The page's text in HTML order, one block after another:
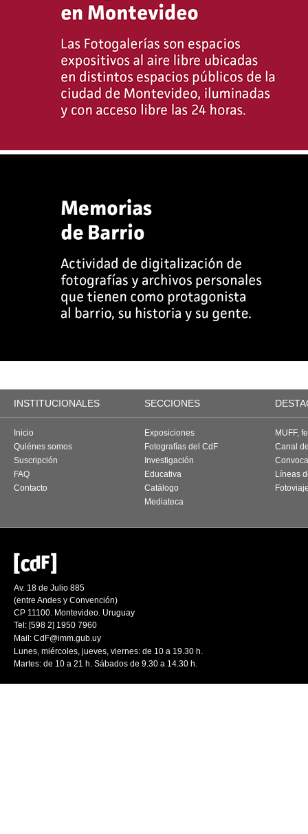
INSTITUCIONALES SECCIONES
Inicio
Quiénes somos
Suscripción
FAQ
Contacto
Exposiciones
Fotografías del CdF
Investigación
Educativa
Catálogo
Mediateca
MUFF,
Canal
Líneas
Av. 18 de Julio 885
(entre Andes y Convención)
CP 11100. Montevideo. Uruguay
Tel: [598 2] 1950 7960
Mail: CdF@imm.gub.uy
Lunes, miércoles, jueves, viernes: de 10 a 19.30 h.
Martes: de 10 a 21 h. Sábados de 9.30 a 14.30 h.